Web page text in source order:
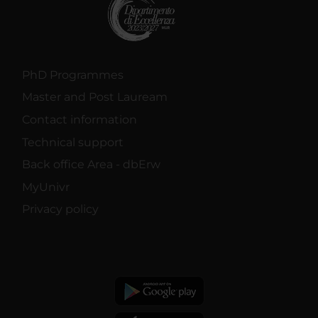
PhD Programmes
Master and Post Lauream
Contact information
Technical support
Back office Area - dbErw
MyUnivr
Privacy policy